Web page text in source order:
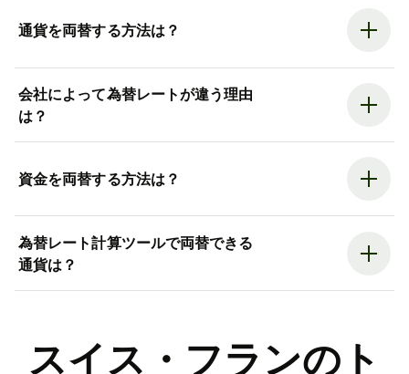
通貨を両替する方法は？
会社によって為替レートが違う理由
は？
資金を両替する方法は？
為替レート計算ツールで両替できる
通貨は？
スイス・フランのト